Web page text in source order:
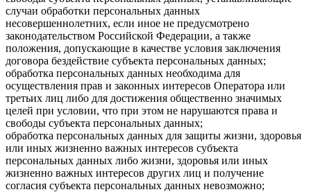
случаи обработки персональных данных
несовершеннолетних, если иное не предусмотрено
законодательством Российской Федерации, а также
положения, допускающие в качестве условия заключения
договора бездействие субъекта персональных данных;
обработка персональных данных необходима для
осуществления прав и законных интересов Оператора или
третьих лиц либо для достижения общественно значимых
целей при условии, что при этом не нарушаются права и
свободы субъекта персональных данных;
обработка персональных данных для защиты жизни, здоровья
или иных жизненно важных интересов субъекта
персональных данных либо жизни, здоровья или иных
жизненно важных интересов других лиц и получение
согласия субъекта персональных данных невозможно;